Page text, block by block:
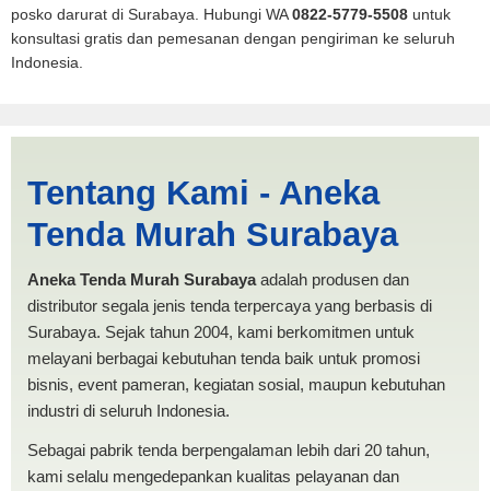
posko darurat di Surabaya. Hubungi WA0822-5779-5508 untuk
konsultasi gratis dan pemesanan dengan pengiriman ke seluruh
Indonesia.
PRODUKSI ANEKA TENDA
MURAH
Tentang Kami - Aneka
Tenda Murah Surabaya
Aneka Tenda Murah Surabayaadalah produsen dan
distributor segala jenis tenda terpercaya yang berbasis di
Surabaya. Sejak tahun 2004, kami berkomitmen untuk
melayani berbagai kebutuhan tenda baik untuk promosi
bisnis, event pameran, kegiatan sosial, maupun kebutuhan
industri di seluruh Indonesia.
Sebagai pabrik tenda berpengalaman lebih dari 20 tahun,
kami selalu mengedepankan kualitas pelayanan dan